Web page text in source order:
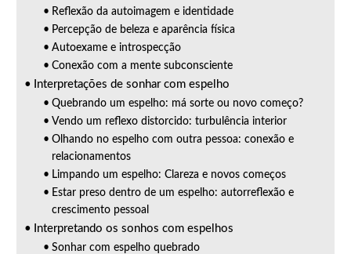
Reflexão da autoimagem e identidade
Percepção de beleza e aparência física
Autoexame e introspecção
Conexão com a mente subconsciente
Interpretações de sonhar com espelho
Quebrando um espelho: má sorte ou novo começo?
Vendo um reflexo distorcido: turbulência interior
Olhando no espelho com outra pessoa: conexão e
relacionamentos
Limpando um espelho: Clareza e novos começos
Estar preso dentro de um espelho: autorreflexão e
crescimento pessoal
Interpretando os sonhos com espelhos
Sonhar com espelho quebrado